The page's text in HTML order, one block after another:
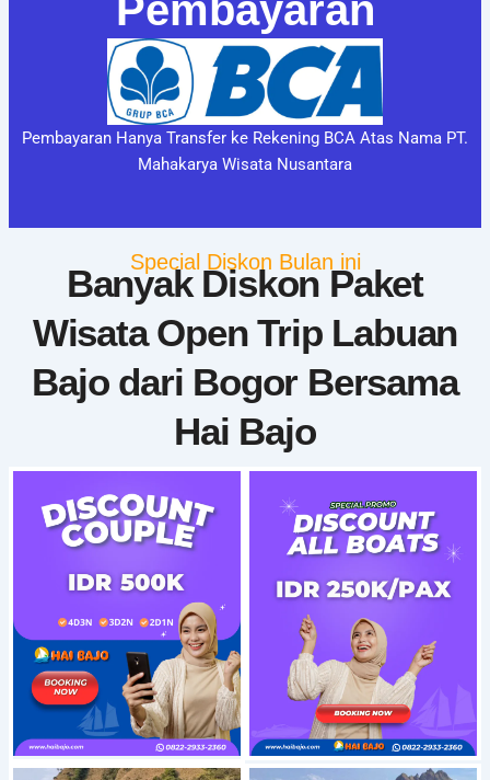
Pembayaran
Pembayaran Hanya Transfer ke Rekening BCA Atas Nama PT.
Mahakarya Wisata Nusantara
Special Diskon Bulan ini
Banyak Diskon Paket
Wisata Open Trip Labuan
Bajo dari Bogor Bersama
Hai Bajo